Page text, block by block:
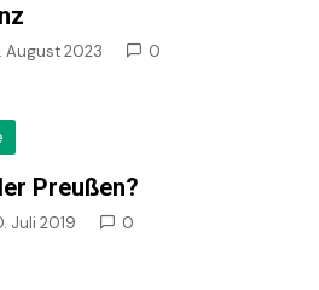
August 2023 0
Preußen?
Juli 2019 0